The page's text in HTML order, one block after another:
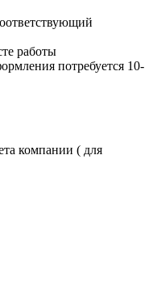
работы
потребуется 10-
компании ( для